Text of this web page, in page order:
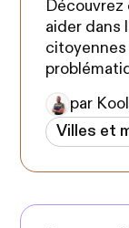
aider dans
citoyennes
par
Villes et